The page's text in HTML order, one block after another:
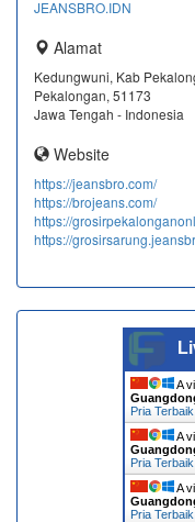
JEANSBRO.IDN
Alamat
Kedungwuni, Kab
Pekalongan, 51173
Jawa Tengah - Indonesia
Website
https://jeansbro.com/
https://brojeans.com/
https://
https://
A
Pria Terbaik
A
Pria Terbaik
A
Pria Terbaik